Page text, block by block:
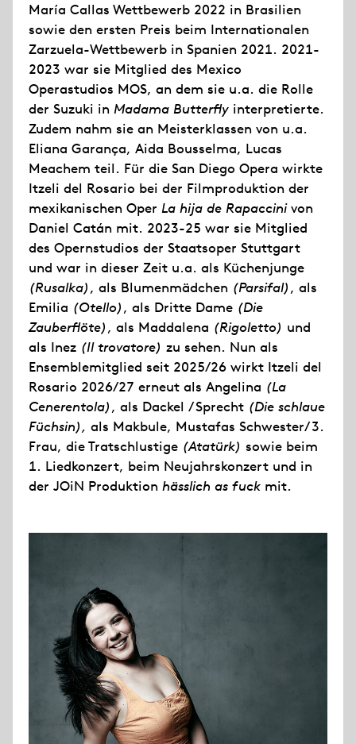
María Callas Wettbewerb 2022 in Brasilien
sowie den ersten Preis beim Internationalen
Zarzuela-Wettbewerb in Spanien 2021. 2021-
2023 war sie Mitglied des Mexico
Operastudios MOS, an dem sie u.a. die Rolle
der Suzuki in Madama Butterfly interpretierte.
Zudem nahm sie an Meisterklassen von u.a.
Eliana Garança, Aida Bousselma, Lucas
Meachem teil. Für die San Diego Opera wirkte
Itzeli del Rosario bei der Filmproduktion der
mexikanischen Oper La hija de Rapaccinivon
Daniel Catán mit. 2023-25 war sie Mitglied
des Opernstudios der Staatsoper Stuttgart
und war in dieser Zeit u.a. als Küchenjunge
(Rusalka), als Blumenmädchen (Parsifal), als
Emilia (Otello), als Dritte Dame (Die
Zauberflöte), als Maddalena (Rigoletto) und
als Inez (Il trovatore) zu sehen. Nun als
Ensemblemitglied seit 2025/26 wirkt Itzeli del
Rosario 2026/27 erneut als Angelina (La
Cenerentola), als Dackel / Sprecht (Die schlaue
Füchsin), als Makbule, Mustafas Schwester/ 3.
Frau, die Tratschlustige (Atatürk) sowie beim
1. Liedkonzert, beim Neujahrskonzert und in
der JOiN Produktion hässlich as fuck mit.